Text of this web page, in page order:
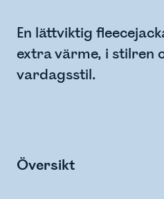
En lättviktig
extra värme, i stilren
vardagsstil.
Översikt